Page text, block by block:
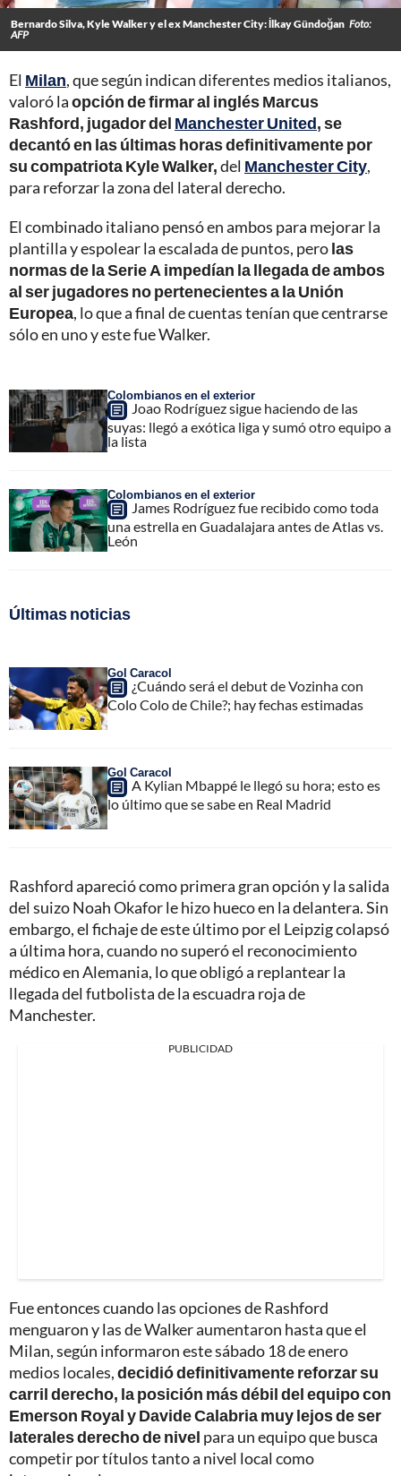
Bernardo Silva, Kyle Walker y el ex Manchester City: İlkay Gündoğan Foto:
AFP
El Milan, que según indican diferentes medios italianos,
valoró laopción de firmar al inglés Marcus
Rashford, jugador del Manchester United, se
decantó en las últimas horas definitivamente por
su compatriota Kyle Walker,del Manchester City,
para reforzar la zona del lateral derecho.
El combinado italiano pensó en ambos para mejorar la
plantilla y espolear la escalada de puntos, perolas
normas de la Serie A impedían la llegada de ambos
al ser jugadores no pertenecientes a la Unión
Europea, lo que a final de cuentas tenían que centrarse
sólo en uno y este fue Walker.
Colombianos en el exterior
Joao Rodríguez sigue haciendo de las
suyas: llegó a exótica liga y sumó otro equipo a
la lista
Colombianos en el exterior
James Rodríguez fue recibido como toda
una estrella en Guadalajara antes de Atlas vs.
León
Últimas noticias
Gol Caracol
¿Cuándo será el debut de Vozinha con
Colo Colo de Chile?; hay fechas estimadas
Gol Caracol
A Kylian Mbappé le llegó su hora; esto es
lo último que se sabe en Real Madrid
Rashford apareció como primera gran opción y la salida
del suizo Noah Okafor le hizo hueco en la delantera. Sin
embargo, el fichaje de este último por el Leipzig colapsó
a última hora, cuando no superó el reconocimiento
médico en Alemania, lo que obligó a replantear la
llegada del futbolista de la escuadra roja de
Manchester.
PUBLICIDAD
Fue entonces cuando las opciones de Rashford
menguaron y las de Walker aumentaron hasta que el
Milan, según informaron este sábado 18 de enero
medios locales,decidió definitivamente reforzar su
carril derecho, la posición más débil del equipo con
Emerson Royal y Davide Calabria muy lejos de ser
laterales derecho de nivel para un equipo que busca
competir por títulos tanto a nivel local como